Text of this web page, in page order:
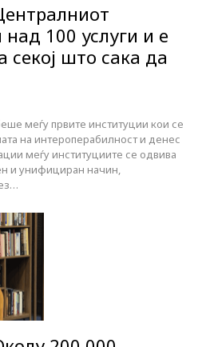
над 100 услуги и е
секој што сака да
меѓу првите институции кои се
на интероперабилност и денес
меѓу институциите се одвива
и унифициран начин,